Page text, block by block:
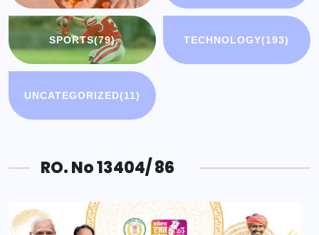
SPORTS(79) TECHNOLOGY(193)
UNCATEGORIZED(11)
RO. No 13404/ 86